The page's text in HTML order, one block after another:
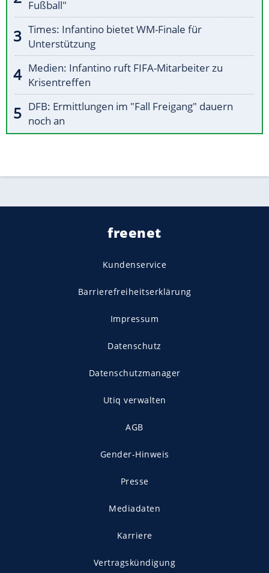
Fußball"
Times: Infantino bietet WM-Finale für
Unterstützung
Medien: Infantino ruft FIFA-Mitarbeiter zu
Krisentreffen
DFB: Ermittlungen im "Fall Freigang" dauern
noch an
freenet
Kundenservice
Barrierefreiheitserklärung
Impressum
Datenschutz
Datenschutzmanager
Utiq verwalten
AGB
Gender-Hinweis
Presse
Mediadaten
Karriere
Vertragskündigung